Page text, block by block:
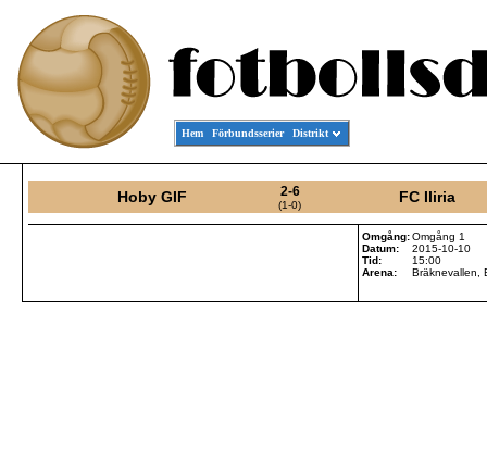
Hem Förbundsserier Distrikt
Hoby GIF 2-6
(1-0) FC Iliria
Omgång:Omgång 1
Datum:
2015-10-10
Tid:
15:00
Arena:
Bräknevallen,